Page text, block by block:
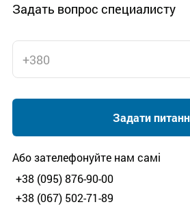
Задать вопрос специалисту
Або зателефонуйте нам самі
+38 (095) 876-90-00
+38 (067) 502-71-89
Задати